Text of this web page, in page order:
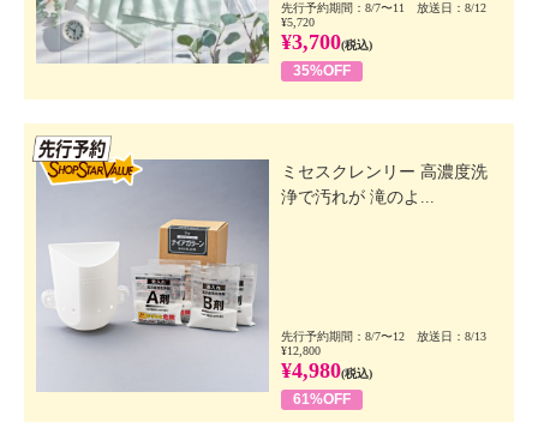
先行予約期間：8/7〜11 放送日：8/12
¥5,720
¥3,700(税込)
35%OFF
ミセスクレンリー 高濃度洗
浄で汚れが 滝のよ...
先行予約期間：8/7〜12 放送日：8/13
¥12,800
¥4,980(税込)
61%OFF